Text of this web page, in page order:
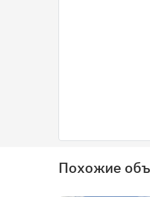
Похожие